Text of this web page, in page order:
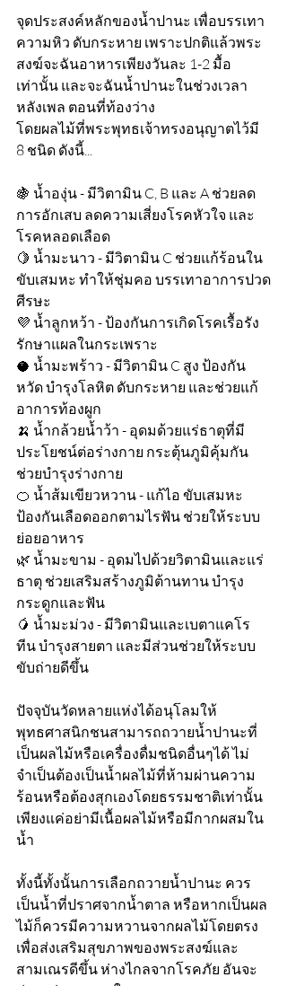
จุดประสงค์หลักของน้ำปานะ เพื่อบรรเทา
ความหิว ดับกระหาย เพราะปกติแล้วพระ
สงฆ์จะฉันอาหารเพียงวันละ 1-2 มื้อ
เท่านั้น และจะฉันน้ำปานะในช่วงเวลา
หลังเพล ตอนที่ท้องว่าง
โดยผลไม้ที่พระพุทธเจ้าทรงอนุญาตไว้มี
8 ชนิด ดังนี้...
🍇 น้ำองุ่น - มีวิตามิน C, B และ A ช่วยลด
การอักเสบ ลดความเสี่ยงโรคหัวใจ และ
โรคหลอดเลือด
🍋 น้ำมะนาว - มีวิตามิน C ช่วยแก้ร้อนใน
ขับเสมหะ ทำให้ชุ่มคอ บรรเทาอาการปวด
ศีรษะ
💜 น้ำลูกหว้า - ป้องกันการเกิดโรคเรื้อรัง
รักษาแผลในกระเพราะ
🥥 น้ำมะพร้าว - มีวิตามิน C สูง ป้องกัน
หวัด บำรุงโลหิต ดับกระหาย และช่วยแก้
อาการท้องผูก
🍌 น้ำกล้วยน้ำว้า - อุดมด้วยแร่ธาตุที่มี
ประโยชน์ต่อร่างกาย กระตุ้นภูมิคุ้มกัน
ช่วยบำรุงร่างกาย
🍊 น้ำส้มเขียวหวาน - แก้ไอ ขับเสมหะ
ป้องกันเลือดออกตามไรฟัน ช่วยให้ระบบ
ย่อยอาหาร
🌿 น้ำมะขาม - อุดมไปด้วยวิตามินและแร่
ธาตุ ช่วยเสริมสร้างภูมิต้านทาน บำรุง
กระดูกและฟัน
🥭 น้ำมะม่วง - มีวิตามินและเบตาแคโร
ทีน บำรุงสายตา และมีส่วนช่วยให้ระบบ
ขับถ่ายดีขึ้น
ปัจจุบันวัดหลายแห่งได้อนุโลมให้
พุทธศาสนิกชนสามารถถวายน้ำปานะที่
เป็นผลไม้หรือเครื่องดื่มชนิดอื่นๆได้ ไม่
จำเป็นต้องเป็นน้ำผลไม้ที่ห้ามผ่านความ
ร้อนหรือต้องสุกเองโดยธรรมชาติเท่านั้น
เพียงแค่อย่ามีเนื้อผลไม้หรือมีกากผสมใน
น้ำ
ทั้งนี้ทั้งนั้นการเลือกถวายน้ำปานะ ควร
เป็นน้ำที่ปราศจากน้ำตาล หรือหากเป็นผล
ไม้ก็ควรมีความหวานจากผลไม้โดยตรง
เพื่อส่งเสริมสุขภาพของพระสงฆ์และ
สามเณรดีขึ้น ห่างไกลจากโรคภัย อันจะ